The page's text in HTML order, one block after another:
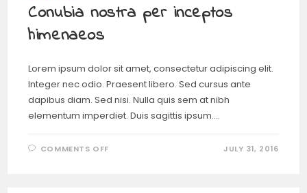
Conubia nostra per inceptos
himenaeos
Lorem ipsum dolor sit amet, consectetur adipiscing elit.
Integer nec odio. Praesent libero. Sed cursus ante
dapibus diam. Sed nisi. Nulla quis sem at nibh
elementum imperdiet. Duis sagittis ipsum.…
COMMENTS OFF JULY 31, 2016